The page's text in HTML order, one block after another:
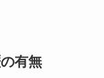
有無